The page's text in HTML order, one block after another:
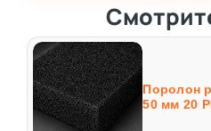
Поролон
50 мм 20